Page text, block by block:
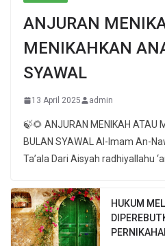
ANJURAN
MENIKAHKAN
SYAWAL
13 April 2025 admin
🍃🌻 ANJURAN MENIKAH ATAU
BULAN SYAWAL Al-Imam An-
HUKUM